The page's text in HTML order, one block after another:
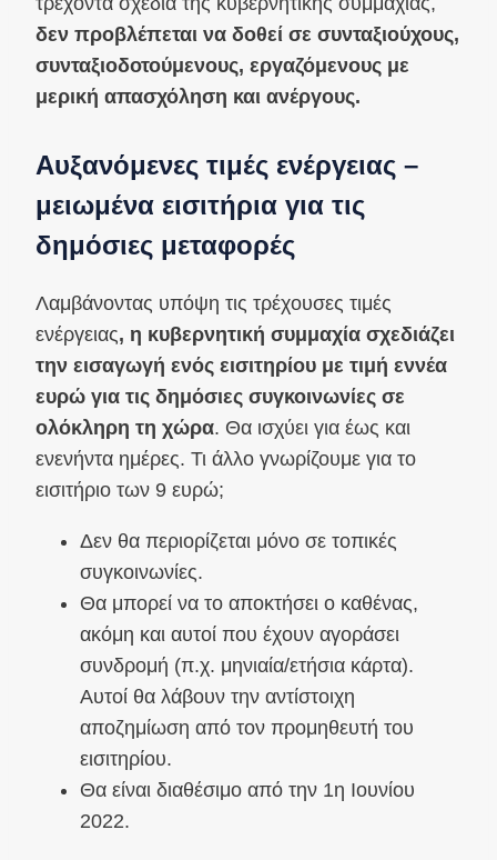
δεν προβλέπεται να δοθεί σε συνταξιούχους,
συνταξιοδοτούμενους, εργαζόμενους με
μερική απασχόληση και ανέργους.
Αυξανόμενες τιμές ενέργειας –
μειωμένα εισιτήρια για τις
δημόσιες μεταφορές
Λαμβάνοντας υπόψη τις τρέχουσες τιμές
ενέργειας, η κυβερνητική συμμαχία σχεδιάζει
την εισαγωγή ενός εισιτηρίου με τιμή εννέα
ευρώ για τις δημόσιες συγκοινωνίες σε
ολόκληρη τη χώρα. Θα ισχύει για έως και
ενενήντα ημέρες. Τι άλλο γνωρίζουμε για το
εισιτήριο των 9 ευρώ;
Δεν θα περιορίζεται μόνο σε τοπικές
συγκοινωνίες.
Θα μπορεί να το αποκτήσει ο καθένας,
ακόμη και αυτοί που έχουν αγοράσει
συνδρομή (π.χ. μηνιαία/ετήσια κάρτα).
Αυτοί θα λάβουν την αντίστοιχη
αποζημίωση από τον προμηθευτή του
εισιτηρίου.
Θα είναι διαθέσιμο από την 1η Ιουνίου
2022.